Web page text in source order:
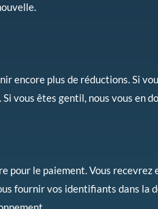
encore plus de réductions. Si
vous êtes gentil, nous vous en
le paiement. Vous recevrez
fournir vos identifiants dans la